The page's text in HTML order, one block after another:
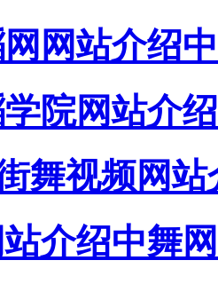
网站介绍
院网站介绍
舞视频网站
介绍中舞网